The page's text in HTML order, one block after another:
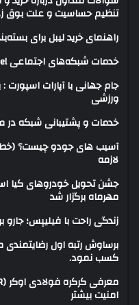
تنظیم حساسیت و علت بوق
راهنمای خرید لیبل برای
خدمات شبکه‌های اجتماعی 7Panel؛ از جذب مخاطب تا افزایش درآمد
جام جهانی با آپارات
ورزشی
خدمات و پشتیبانی شبکه در
آسیب های جودو چیست؟
لازمه
جشن تحویل خودروهای کیا
مهرماه برگزار شد
زندگی راحت با فیلیپس؛
برساوش رتبه اول
کسب نمود.
امنیت بیشتر